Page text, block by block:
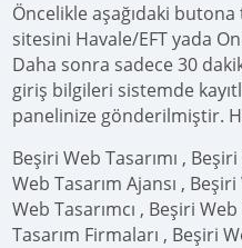
Öncelikle aşağıdaki
sitesini Havale/EFT yada
Daha sonra sadece 30
giriş bilgileri sistemde
panelinize gönderilmiştir.
Beşiri Web Tasarımı ,
Web Tasarım Ajansı ,
Web Tasarımcı , Beşiri
Tasarım Firmaları , Beşiri